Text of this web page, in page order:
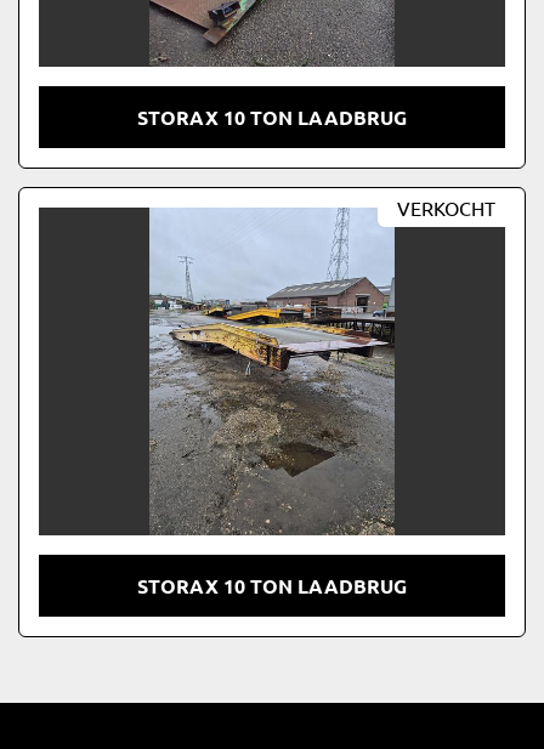
STORAX 10 TON LAADBRUG
VERKOCHT
STORAX 10 TON LAADBRUG